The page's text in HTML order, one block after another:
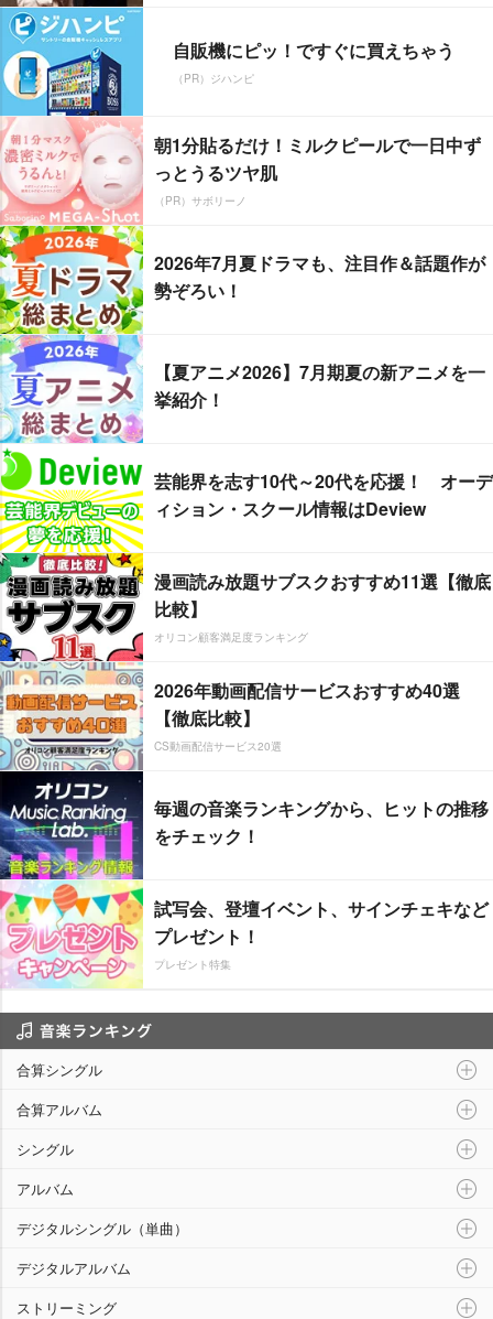
自販機にピッ！ですぐに買えちゃう
（PR）ジハンピ
朝1分貼るだけ！ミルクピールで一日中ず
っとうるツヤ肌
（PR）サボリーノ
2026年7月夏ドラマも、注目作＆話題作が
勢ぞろい！
【夏アニメ2026】7月期夏の新アニメを一
挙紹介！
芸能界を志す10代～20代を応援！ オーデ
ィション・スクール情報はDeview
漫画読み放題サブスクおすすめ11選【徹底
比較】
オリコン顧客満足度ランキング
2026年動画配信サービスおすすめ40選
【徹底比較】
CS動画配信サービス20選
毎週の音楽ランキングから、ヒットの推移
をチェック！
試写会、登壇イベント、サインチェキなど
プレゼント！
プレゼント特集
合算シングル
合算アルバム
シングル
アルバム
デジタルシングル（単曲）
デジタルアルバム
ストリーミング